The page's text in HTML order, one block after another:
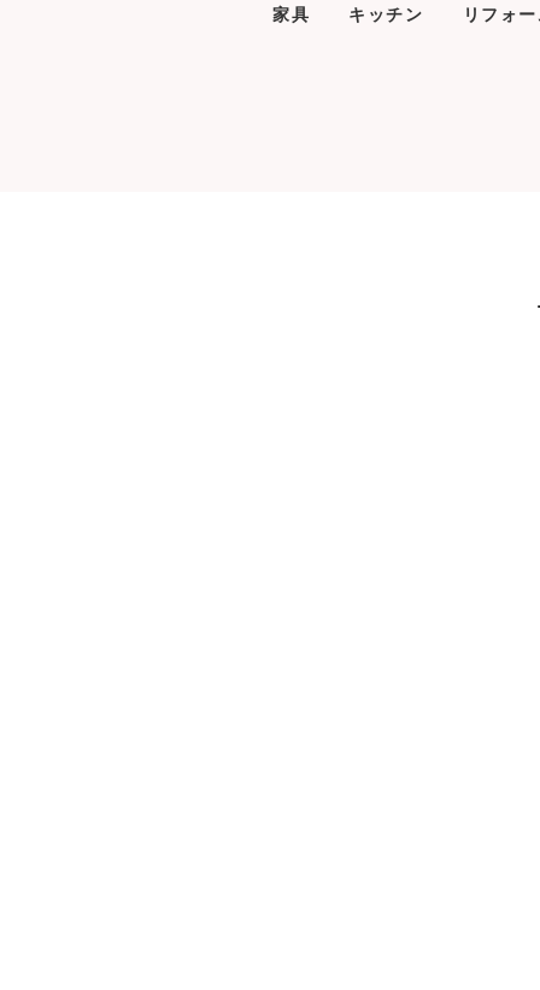
家具 キッチン リフォ